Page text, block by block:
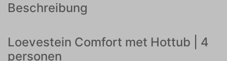
Beschreibung
Loevestein Comfort met Hottub | 4
personen